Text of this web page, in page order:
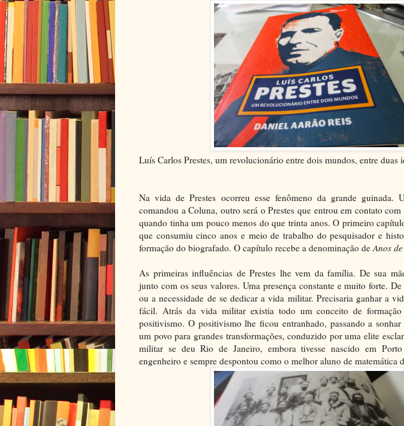
Luís Carlos Prestes, um revolucionário entre dois mundos, entre duas
Na vida de Prestes ocorreu esse fenômeno da grande guinada.
comandou a Coluna, outro será o Prestes que entrou em contato
quando tinha um pouco menos do que trinta anos. O primeiro
que consumiu cinco anos e meio de trabalho do pesquisador e
formação do biografado. O capítulo recebe a denominação de Anos
As primeiras influências de Prestes lhe vem da família. De sua
junto com os seus valores. Uma presença constante e muito forte.
ou a necessidade de se dedicar a vida militar. Precisaria ganhar a
fácil. Atrás da vida militar existia todo um conceito de
positivismo. O positivismo lhe ficou entranhado, passando a
um povo para grandes transformações, conduzido por uma elite
militar se deu Rio de Janeiro, embora tivesse nascido em
engenheiro e sempre despontou como o melhor aluno de matemática